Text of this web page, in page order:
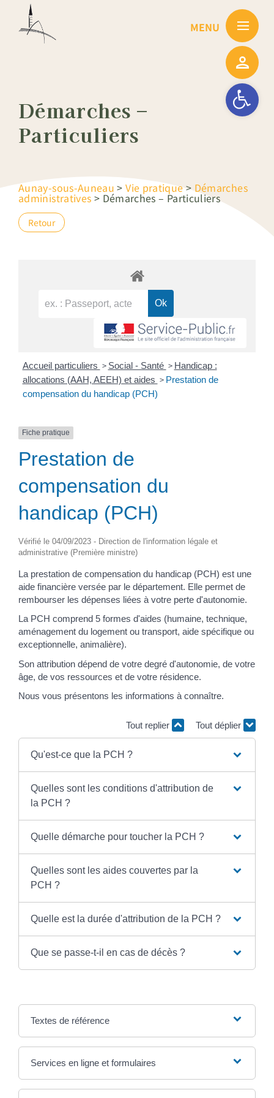
Ouvrir la
Démarches –
Particuliers
Aunay-sous-Auneau >Vie pratique>Démarches
administratives > Démarches – Particuliers
Retour
Accueil particuliers > Social - Santé > Handicap :
allocations (AAH, AEEH) et aides > Prestation de
compensation du handicap (PCH)
Fiche pratique
Prestation de
compensation du
handicap (PCH)
Vérifié le 04/09/2023 - Direction de l'information légale et
administrative (Première ministre)
La prestation de compensation du handicap (PCH) est une
aide financière versée par le département. Elle permet de
rembourser les dépenses liées à votre perte d'autonomie.
La PCH comprend 5 formes d'aides (humaine, technique,
aménagement du logement ou transport, aide spécifique ou
exceptionnelle, animalière).
Son attribution dépend de votre degré d'autonomie, de votre
âge, de vos ressources et de votre résidence.
Nous vous présentons les informations à connaître.
Tout replier Tout déplier
Qu'est-ce que la PCH ?
Quelles sont les conditions d'attribution de
la PCH ?
Quelle démarche pour toucher la PCH ?
Quelles sont les aides couvertes par la
PCH ?
Quelle est la durée d'attribution de la PCH ?
Que se passe-t-il en cas de décès ?
Textes de référence
Services en ligne et formulaires